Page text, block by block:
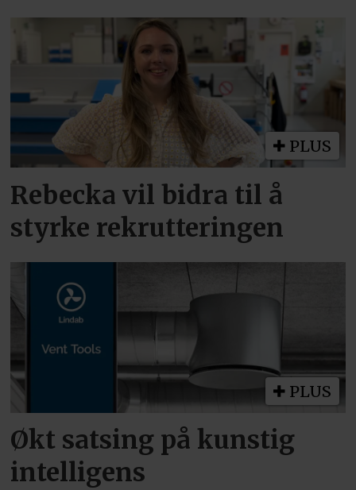
PLUS
Rebecka vil bidra til å
styrke rekrutteringen
PLUS
Økt satsing på kunstig
intelligens